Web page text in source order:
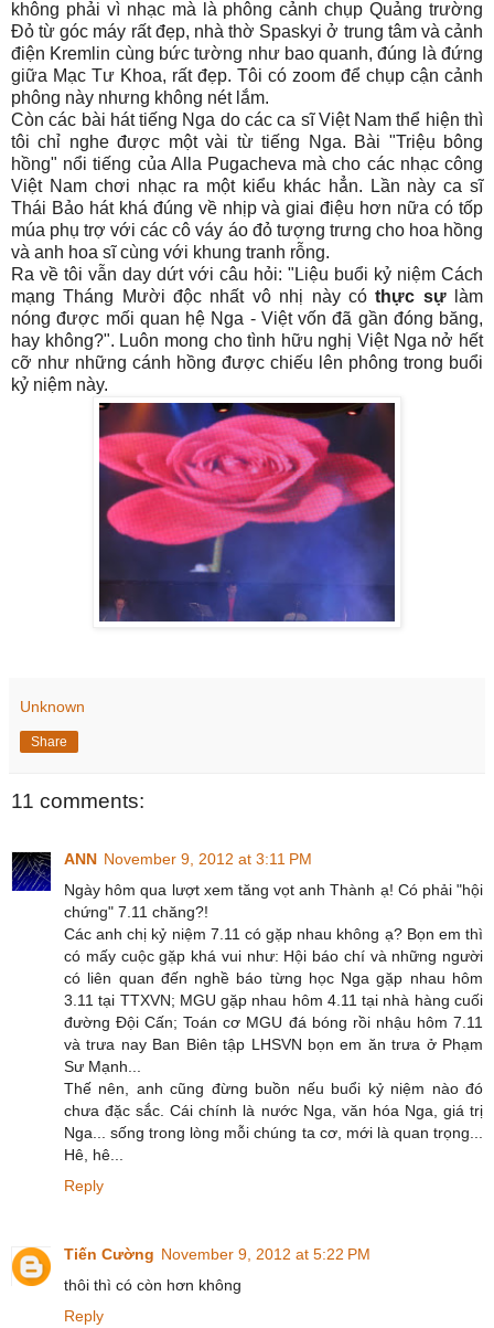
không phải vì nhạc mà là phông cảnh chụp Quảng trường
Đỏ từ góc máy rất đẹp, nhà thờ Spaskyi ở trung tâm và cảnh
điện Kremlin cùng bức tường như bao quanh, đúng là đứng
giữa Mạc Tư Khoa, rất đẹp. Tôi có zoom để chụp cận cảnh
phông này nhưng không nét lắm.
Còn các bài hát tiếng Nga do các ca sĩ Việt Nam thể hiện thì
tôi chỉ nghe được một vài từ tiếng Nga. Bài "Triệu bông
hồng" nổi tiếng của Alla Pugacheva mà cho các nhạc công
Việt Nam chơi nhạc ra một kiểu khác hẳn. Lần này ca sĩ
Thái Bảo hát khá đúng về nhịp và giai điệu hơn nữa có tốp
múa phụ trợ với các cô váy áo đỏ tượng trưng cho hoa hồng
và anh hoa sĩ cùng với khung tranh rỗng.
Ra về tôi vẫn day dứt với câu hỏi: "Liệu buổi kỷ niệm Cách
mạng Tháng Mười độc nhất vô nhị này cóthực sựlàm
nóng được mối quan hệ Nga - Việt vốn đã gần đóng băng,
hay không?". Luôn mong cho tình hữu nghị Việt Nga nở hết
cỡ như những cánh hồng được chiếu lên phông trong buổi
kỷ niệm này.
Unknown
Share
11 comments:
ANN November 9, 2012 at 3:11 PM
Ngày hôm qua lượt xem tăng vọt anh Thành ạ! Có phải "hội
chứng" 7.11 chăng?!
Các anh chị kỷ niệm 7.11 có gặp nhau không ạ? Bọn em thì
có mấy cuộc gặp khá vui như: Hội báo chí và những người
có liên quan đến nghề báo từng học Nga gặp nhau hôm
3.11 tại TTXVN; MGU gặp nhau hôm 4.11 tại nhà hàng cuối
đường Đội Cấn; Toán cơ MGU đá bóng rồi nhậu hôm 7.11
và trưa nay Ban Biên tập LHSVN bọn em ăn trưa ở Phạm
Sư Mạnh...
Thế nên, anh cũng đừng buồn nếu buổi kỷ niệm nào đó
chưa đặc sắc. Cái chính là nước Nga, văn hóa Nga, giá trị
Nga... sống trong lòng mỗi chúng ta cơ, mới là quan trọng...
Hê, hê...
Reply
Tiến Cường November 9, 2012 at 5:22 PM
thôi thì có còn hơn không
Reply